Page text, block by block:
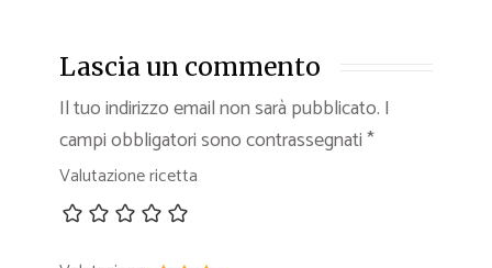
Lascia un commento
Il tuo indirizzo email non sarà pubblicato. I
campi obbligatori sono contrassegnati*
Valutazione ricetta